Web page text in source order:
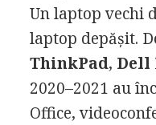
Un laptop vechi
laptop depășit.
ThinkPad, Dell
2020–2021 au
Office,